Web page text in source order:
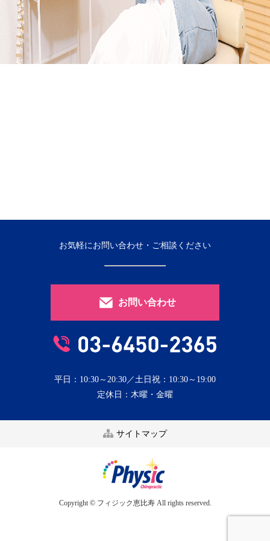
お気軽にお問い合わせ・ご相談ください
お問い合わせ
平日：10:30～20:30／土日祝：10:30～19:00
定休日：木曜・金曜
サイトマップ
Copyright © フィジック恵比寿 All rights reserved.